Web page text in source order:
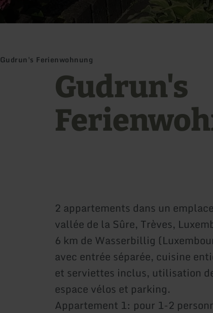
Gudrun's Ferienwohnung
Gudrun's
2 appartements dans un
vallée de la Sûre, Trèves,
6 km de Wasserbillig
avec entrée séparée, cuisine
et serviettes inclus, utilisation
espace vélos et parking.
Appartement 1: pour 1-2